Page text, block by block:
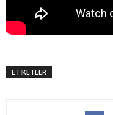
ETİKETLER